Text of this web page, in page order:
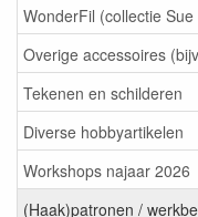
WonderFil (collectie Sue
Overige accessoires
Tekenen en schilderen
Diverse hobbyartikelen
Workshops najaar 2026
(Haak)patronen /